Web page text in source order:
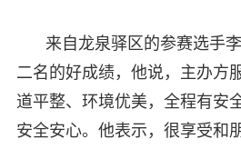
来自龙泉驿区的参赛选手
二名的好成绩，他说，主办方
道平整、环境优美，全程有安
安全安心。他表示，很享受和